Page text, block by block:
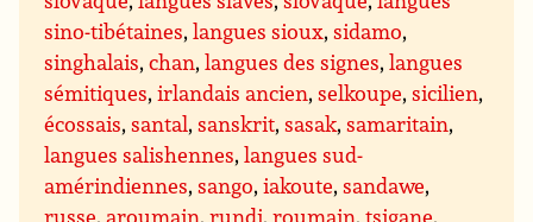
sino-tibétaines,langues sioux,sidamo,
singhalais,chan,langues des signes,langues
sémitiques,irlandais ancien,selkoupe,sicilien,
écossais,santal,sanskrit,sasak,samaritain,
langues salishennes,langues sud-
amérindiennes,sango,iakoute,sandawe,
russe,aroumain,rundi,roumain,tsigane,